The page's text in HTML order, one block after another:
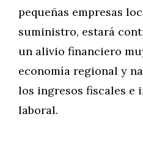
pequeñas empresas
suministro, estará
un alivio financiero
economía regional y
los ingresos fiscales e
laboral.